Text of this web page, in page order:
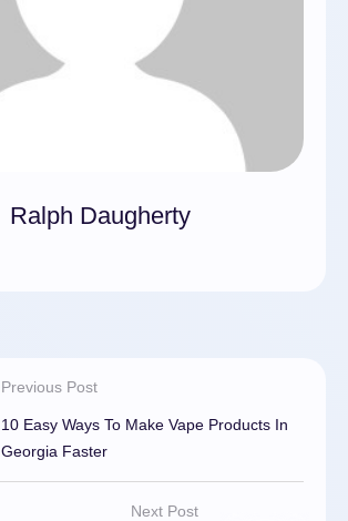
Ralph Daugherty
Previous Post
10 Easy Ways To Make Vape Products In
Georgia Faster
Next Post